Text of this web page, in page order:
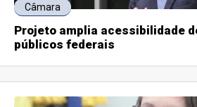
Câmara
Projeto amplia acessibilidade
públicos federais